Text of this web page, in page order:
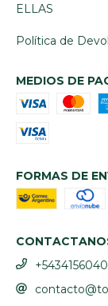
ELLAS
Política de
MEDIOS DE
FORMAS DE